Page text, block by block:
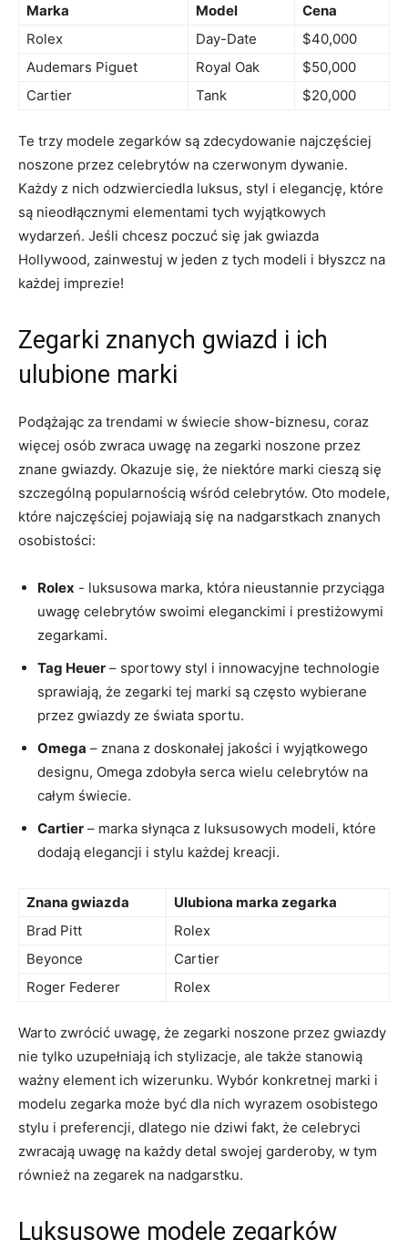
Marka Model
Cena
Rolex
Day-Date
$40,000
Audemars Piguet
Royal Oak
$50,000
Cartier
Tank $20,000
Te trzy modele zegarków są zdecydowanie najczęściej
noszone⁣ przez ​celebrytów na czerwonym dywanie.
Każdy⁤ z nich odzwierciedla luksus,​ styl⁤ i elegancję, ⁤które
‌są nieodłącznymi elementami tych wyjątkowych‌
wydarzeń.⁤ Jeśli chcesz poczuć się​ jak gwiazda
Hollywood, zainwestuj w jeden ⁢z tych modeli i błyszcz na
każdej imprezie!
Zegarki znanych gwiazd i ich
ulubione marki
Podążając ​za trendami‌ w ⁤świecie show-biznesu, coraz
więcej osób zwraca ‍uwagę na zegarki noszone ⁣przez
znane gwiazdy. Okazuje się,⁣ że niektóre marki cieszą się
szczególną popularnością wśród celebrytów. Oto modele,
które‌ najczęściej pojawiają⁤ się na nadgarstkach znanych
osobistości:
Rolex ‍- luksusowa marka, która nieustannie przyciąga
‍uwagę​ celebrytów swoimi eleganckimi i ‍prestiżowymi
zegarkami.
Tag ​Heuer – sportowy styl i ⁢innowacyjne technologie
sprawiają, że zegarki ⁣tej marki ‌są często wybierane
przez ‍gwiazdy ze świata sportu.
Omega – ‌znana ⁣z ‌doskonałej jakości i wyjątkowego
designu, Omega zdobyła ⁤serca wielu celebrytów na
całym świecie.
Cartier – marka ⁣słynąca z luksusowych modeli, które‌
dodają elegancji i stylu każdej kreacji.
Znana gwiazda
Ulubiona marka zegarka
Brad Pitt
Rolex
Beyonce
Cartier
Roger Federer
Rolex
Warto zwrócić uwagę, że zegarki noszone przez gwiazdy
nie tylko uzupełniają‌ ich stylizacje, ale także stanowią
ważny ⁢element ‌ich ​wizerunku. Wybór konkretnej marki i
modelu zegarka może być dla‌ nich⁤ wyrazem‌ osobistego
stylu i preferencji, ‍dlatego‌ nie dziwi fakt, że⁢ celebryci
zwracają uwagę na ⁤każdy detal⁢ swojej garderoby, w​ tym
również ​na zegarek ⁤na nadgarstku.
Luksusowe modele zegarków